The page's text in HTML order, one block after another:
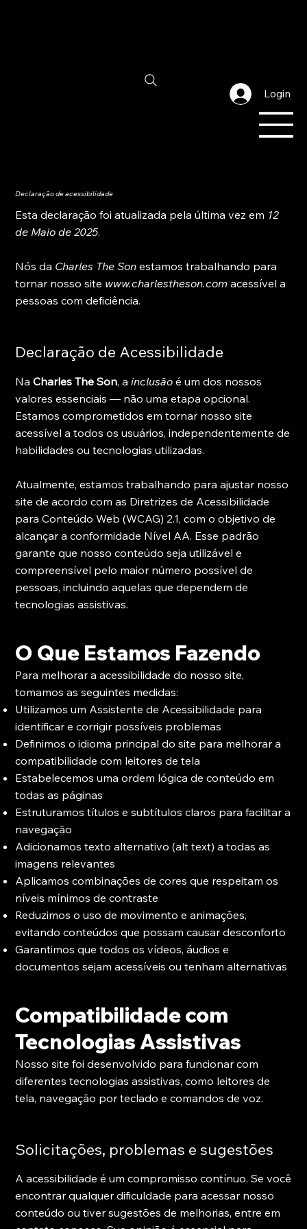
Login
Declaração de acessibilidade
Esta declaração foi atualizada pela última vez em 12
de Maio de 2025.
Nós da Charles The Son estamos trabalhando para
tornar nosso site www.charlestheson.com acessível a
pessoas com deficiência.
Declaração de Acessibilidade
NaCharles The Son, ainclusão é um dos nossos
valores essenciais — não uma etapa opcional.
Estamos comprometidos em tornar nosso site
acessível a todos os usuários, independentemente de
habilidades ou tecnologias utilizadas.
Atualmente, estamos trabalhando para ajustar nosso
site de acordo com as Diretrizes de Acessibilidade
para Conteúdo Web (WCAG) 2.1, com o objetivo de
alcançar a conformidade Nível AA. Esse padrão
garante que nosso conteúdo seja utilizável e
compreensível pelo maior número possível de
pessoas, incluindo aquelas que dependem de
tecnologias assistivas.
O Que Estamos Fazendo
Para melhorar a acessibilidade do nosso site,
tomamos as seguintes medidas:
Utilizamos um Assistente de Acessibilidade para
identificar e corrigir possíveis problemas
Definimos o idioma principal do site para melhorar a
compatibilidade com leitores de tela
Estabelecemos uma ordem lógica de conteúdo em
todas as páginas
Estruturamos títulos e subtítulos claros para facilitar a
navegação
Adicionamos texto alternativo (alt text) a todas as
imagens relevantes
Aplicamos combinações de cores que respeitam os
níveis mínimos de contraste
Reduzimos o uso de movimento e animações,
evitando conteúdos que possam causar desconforto
Garantimos que todos os vídeos, áudios e
documentos sejam acessíveis ou tenham alternativas
Compatibilidade com
Tecnologias Assistivas
Nosso site foi desenvolvido para funcionar com
diferentes tecnologias assistivas, como leitores de
tela, navegação por teclado e comandos de voz.
Solicitações, problemas e sugestões
A acessibilidade é um compromisso contínuo. Se você
encontrar qualquer dificuldade para acessar nosso
conteúdo ou tiver sugestões de melhorias, entre em